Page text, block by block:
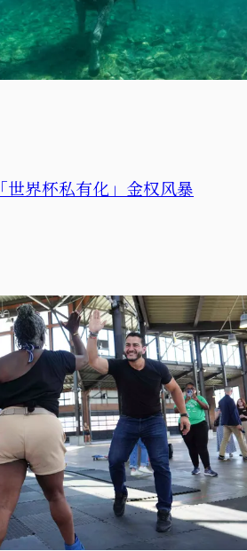
世界杯私有化」金权风暴